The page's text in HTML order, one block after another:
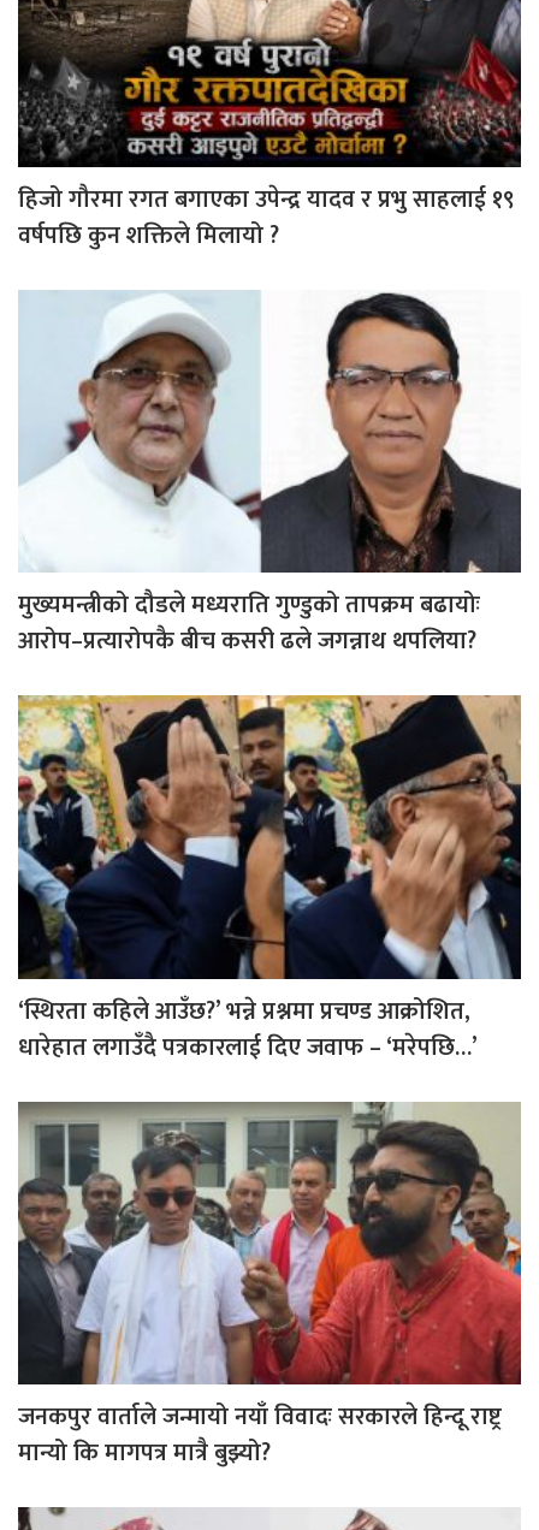
हिजो गौरमा रगत बगाएका उपेन्द्र यादव र प्रभु साहलाई १९
वर्षपछि कुन शक्तिले मिलायो ?
मुख्यमन्त्रीको दौडले मध्यराति गुण्डुको तापक्रम बढायोः
आरोप–प्रत्यारोपकै बीच कसरी ढले जगन्नाथ थपलिया?
‘स्थिरता कहिले आउँछ?’ भन्ने प्रश्नमा प्रचण्ड आक्रोशित,
धारेहात लगाउँदै पत्रकारलाई दिए जवाफ – ‘मरेपछि…’
जनकपुर वार्ताले जन्मायो नयाँ विवादः सरकारले हिन्दू राष्ट्र
मान्यो कि मागपत्र मात्रै बुझ्यो?